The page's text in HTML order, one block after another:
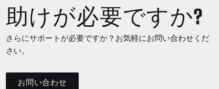
助けが必要ですか?
さらにサポートが必要ですか？お気軽にお問い合わせくだ
さい。
お問い合わせ